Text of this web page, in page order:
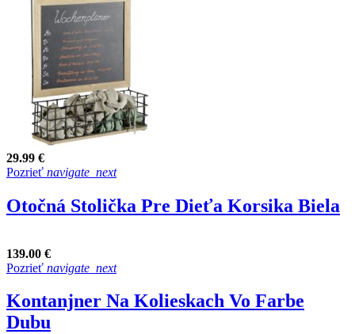
29.99 €
Pozrieť navigate_next
Otočná Stolička Pre Dieťa Korsika Biela
139.00 €
Pozrieť navigate_next
Kontanjner Na Kolieskach Vo Farbe
Dubu